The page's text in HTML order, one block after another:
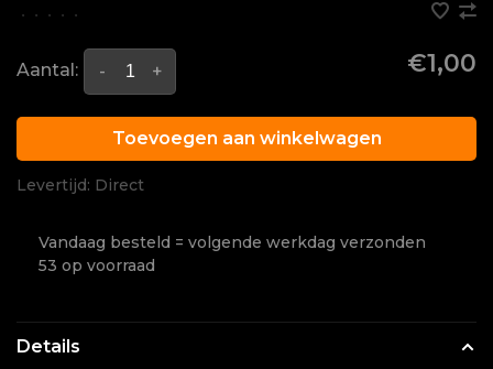
• • • • •
Aantal: +
- €1,00
Toevoegen aan winkelwagen
Levertijd: Direct
Vandaag besteld = volgende werkdag verzonden
53 op voorraad
Details